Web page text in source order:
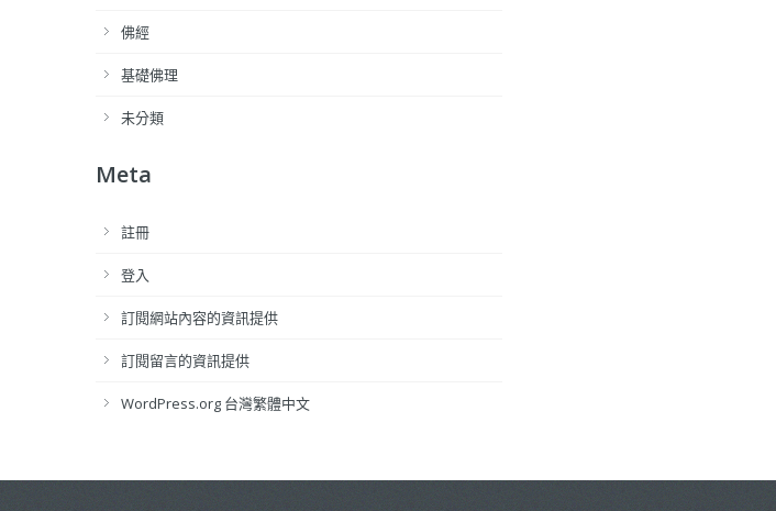
佛經
基礎佛理
未分類
Meta
註冊
登入
訂閱網站內容的資訊提供
訂閱留言的資訊提供
WordPress.org 台灣繁體中文